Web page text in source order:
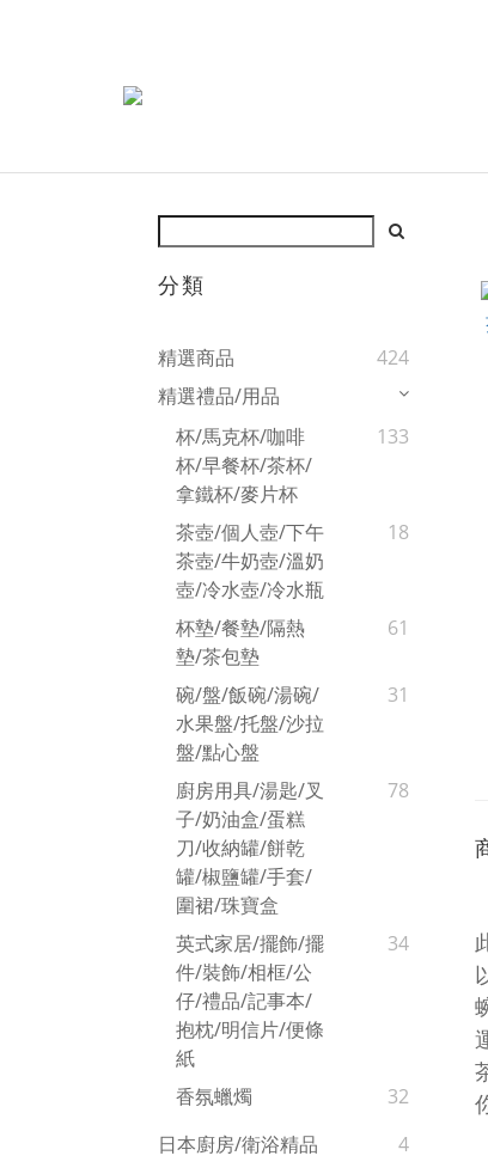
分類
精選商品
424
精選禮品/用品
杯/馬克杯/咖啡
杯/早餐杯/茶杯/
拿鐵杯/麥片杯
133
茶壺/個人壺/下午
茶壺/牛奶壺/溫奶
壺/冷水壺/冷水瓶
18
杯墊/餐墊/隔熱
墊/茶包墊
61
碗/盤/飯碗/湯碗/
水果盤/托盤/沙拉
盤/點心盤
31
廚房用具/湯匙/叉
子/奶油盒/蛋糕
刀/收納罐/餅乾
罐/椒鹽罐/手套/
圍裙/珠寶盒
78
英式家居/擺飾/擺
件/裝飾/相框/公
仔/禮品/記事本/
抱枕/明信片/便條
紙
34
香氛蠟燭
32
日本廚房/衛浴精品
4